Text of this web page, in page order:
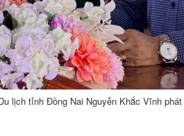
lịch tỉnh Đồng Nai Nguyễn Khắc Vĩnh